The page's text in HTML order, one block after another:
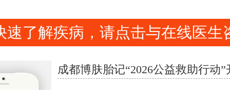
速了解疾病，请点击与在线医生